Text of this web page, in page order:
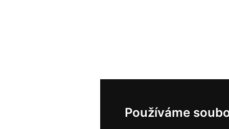
Používáme